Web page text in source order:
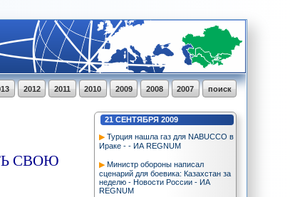
поиск
2007
2008
2009
2010
2011
2012
21 СЕНТЯБРЯ 2009
Турция нашла газ для NABUCCO в
Ираке - - ИА REGNUM
Министр обороны написал
сценарий для боевика: Казахстан за
неделю - Новости России - ИА
REGNUM
СВОЮ